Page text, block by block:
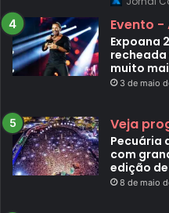
Evento -
Expoana
recheada
muito
3 de maio
Veja
Pecuária
com
edição
8 de maio